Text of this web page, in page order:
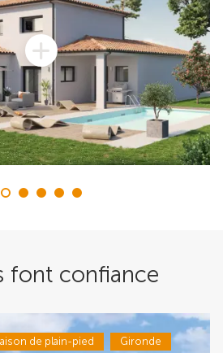
font confiance
de plain-pied Gironde